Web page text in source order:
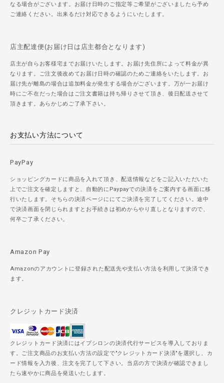
なる場合がございます。お届け日時のご指定等ご希望がございましたら予め
ご連絡ください。出来るだけ対応できるようにいたします。
店主配達便(お届け日は店主都合となります)
店主が自らお客様宅までお届けいたします。お届け先住所によって料金が異
なります。ご注文後改めてお届け日時の確認のためご連絡をいたします。お
届け先が離島の場合は追加料金が発生する場合がございます。万が一お届け
時にご不在だった場合はご注文書籍は持ち帰りさせて頂き、後日配送させて
頂きます。あらかじめご了承下さい。
お支払い方法について
PayPay
ショッピングカードに商品を入れて頂き、配送情報などをご記入いただいた
上でご注文を確定しますと、自動的にPaypayでの決済をご案内する画面に移
行いたします。そちらの決済ページににてご決済を完了してください。途中
で決済画面を閉じられますとお手続きは初めからやり直しとなりますので、
何卒ご了承ください。
Amazon Pay
Amazonのアカウントに登録された配送先や支払い方法を利用して決済でき
ます。
クレジットカード決済
クレジットカード決済にはイプシロンの決済代行サービスを導入しておりま
す。ご注文商品のお支払い方法の設定で"クレジットカード決済"を選択し、カ
ード情報を入力後、注文を完了して下さい。当店の方で決済が確認できまし
たら速やかに商品を発送いたします。